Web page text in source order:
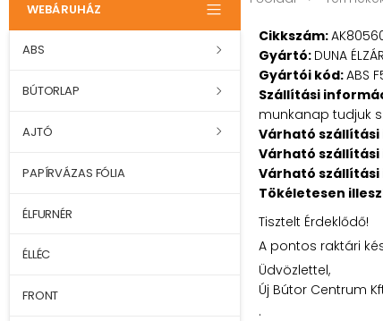
WEBÁRUHÁZ
ABS
BÚTORLAP
AJTÓ
PAPÍRVÁZAS FÓLIA
ÉLFURNÉR
ÉLLÉC
FRONT
Cikkszám:
Gyártó: DUNA
Gyártói kód:ABS
Szállítási
munkanap tudjuk
Várható szállítási
Várható szállítási
Várható
Tökéletesen
Tisztelt Érdeklődő!
A pontos raktári
Üdvözlettel,
Új Bútor Centrum
.